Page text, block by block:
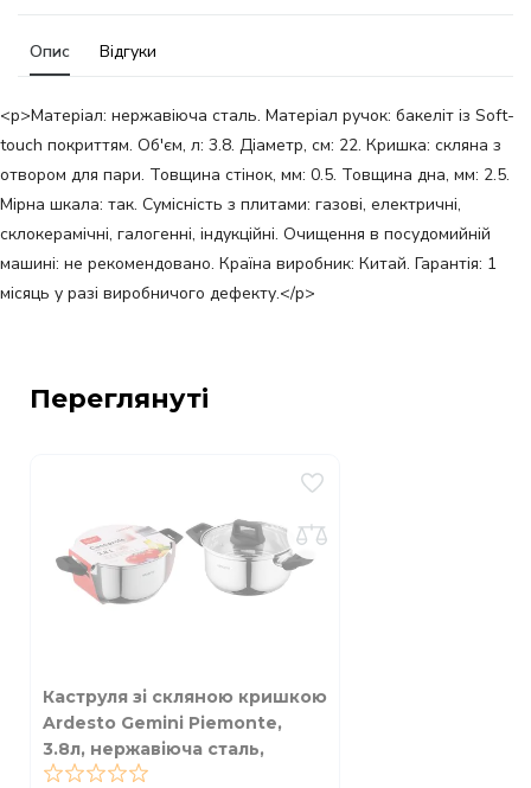
Опис Відгуки
<p>Матеріал: нержавіюча сталь. Матеріал ручок: бакеліт із Soft-
touch покриттям. Об'єм, л: 3.8. Діаметр, см: 22. Кришка: скляна з
отвором для пари. Товщина стінок, мм: 0.5. Товщина дна, мм: 2.5.
Мірна шкала: так. Сумісність з плитами: газові, електричні,
склокерамічні, галогенні, індукційні. Очищення в посудомийній
машині: не рекомендовано. Країна виробник: Китай. Гарантія: 1
місяць у разі виробничого дефекту.</p>
Переглянуті
Каструля зі скляною кришкою
Ardesto Gemini Piemonte,
3.8л, нержавіюча сталь,
бакеліт